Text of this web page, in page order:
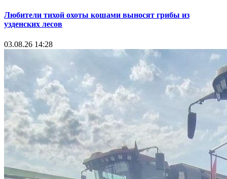
Любители тихой охоты кошами выносят грибы из
узденских лесов
03.08.26 14:28